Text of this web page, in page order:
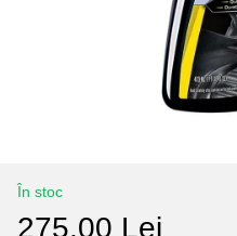
În stoc
275.00 Lei